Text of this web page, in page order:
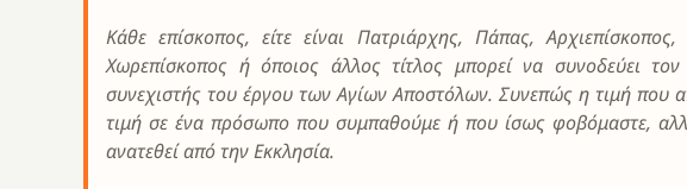
Κάθε επίσκοπος, είτε είναι Πατριάρχης, Πάπας,
Χωρεπίσκοπος ή όποιος άλλος τίτλος μπορεί να συνοδεύει
συνεχιστής του έργου των Αγίων Αποστόλων. Συνεπώς η τιμή που
τιμή σε ένα πρόσωπο που συμπαθούμε ή που ίσως φοβόμαστε,
ανατεθεί από την Εκκλησία.